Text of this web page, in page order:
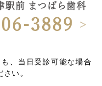
駅前 まつばら歯科
3889
、当日受診可能な場合
い。